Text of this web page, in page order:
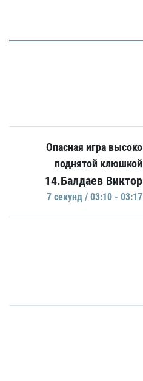
Опасная игра высоко
поднятой клюшкой
14.Балдаев Виктор
7 секунд / 03:10 - 03:17